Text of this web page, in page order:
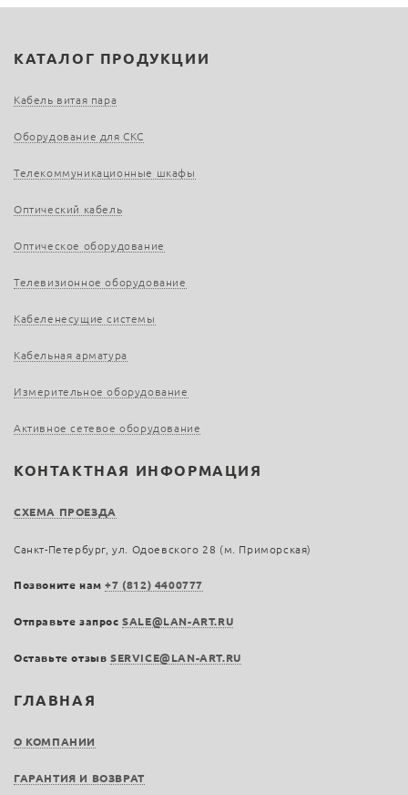
ГЛАВНАЯ
О КОМПАНИИ
ГАРАНТИЯ И ВОЗВРАТ
КАТАЛОГ ПРОДУКЦИИ
Кабель витая пара
Оборудование для СКС
Телекоммуникационные шкафы
Оптический кабель
Оптическое оборудование
Телевизионное оборудование
Кабеленесущие системы
Кабельная арматура
Измерительное оборудование
Активное сетевое оборудование
КОНТАКТНАЯ ИНФОРМАЦИЯ
СХЕМА ПРОЕЗДА
Санкт-Петербург, ул. Одоевского 28 (м. Приморская)
Позвоните нам+7 (812) 4400777
Отправьте запросSALE@LAN-ART.RU
Оставьте отзыв SERVICE@LAN-ART.RU